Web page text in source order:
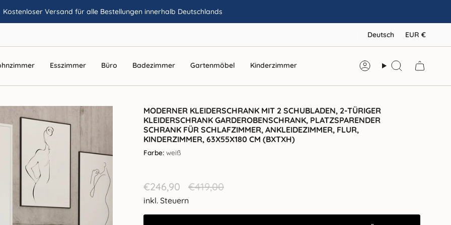
Kostenloser Versand für alle Bestellungen innerhalb Deutschlands
Deutsch EUR €
Esszimmer Büro Badezimmer Gartenmöbel Kinderzimmer Konto Suche
MODERNER KLEIDERSCHRANK MIT 2 SCHUBLADEN, 2-TÜRIGER
KLEIDERSCHRANK GARDEROBENSCHRANK, PLATZSPARENDER
SCHRANK FÜR SCHLAFZIMMER, ANKLEIDEZIMMER, FLUR,
KINDERZIMMER, 63X55X180 CM (BXTXH)
Farbe: weiß
Verkaufspreis
€246,90
Regulärer
Preis
€419,00
inkl. Steuern